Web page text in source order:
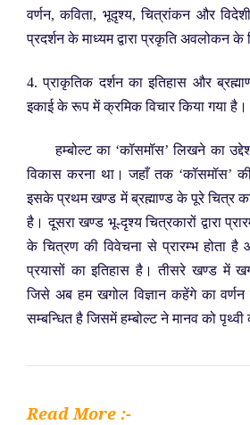
वर्णन, कविता, भूदृश्य, चित्रांकन और
प्रदर्शन के माध्यम द्वारा प्रकृति अवलोकन
4. प्राकृतिक दर्शन का इतिहास और
इकाई के रूप में क्रमिक विचार किया गया है।
हम्बोल्ट का ‘कॉसमॉस’ लिखने का
विकास करना था। जहाँ तक ‘कॉसमॉस’
इसके प्रथम खण्ड में ब्रह्माण्ड के पूरे चित्र का
है। दूसरा खण्ड भू-दृश्य चित्रकारों द्वारा
के चित्रण की विवेचना से प्रारम्भ होता है
प्रयासों का इतिहास है। तीसरे खण्ड में
जिसे अब हम खगोल विज्ञान कहेंगे का
सम्बन्धित है जिसमें हम्बोल्ट ने मानव को पृथ्वी
Read More :-